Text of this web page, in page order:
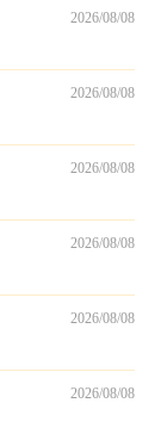
2026/08/08
2026/08/08
2026/08/08
2026/08/08
2026/08/08
2026/08/08